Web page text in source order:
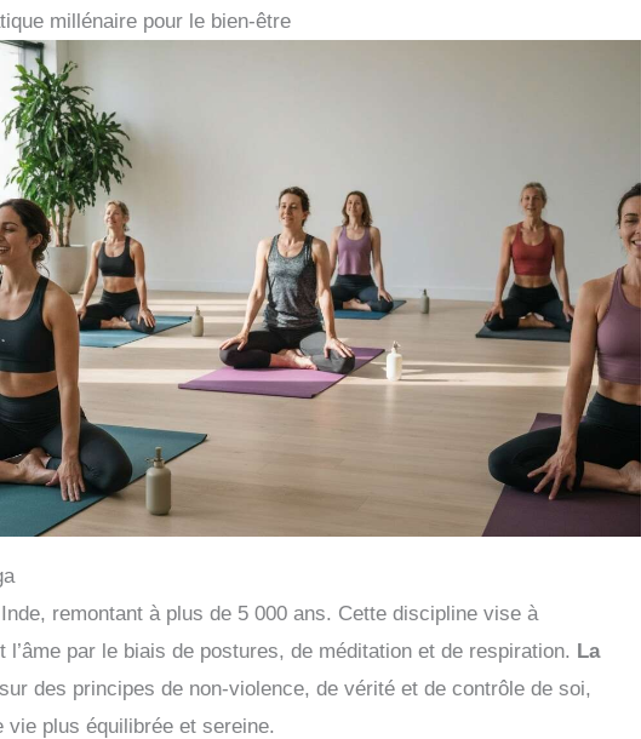
millénaire pour le bien-être
remontant à plus de 5 000 ans. Cette discipline vise à
l’âme par le biais de postures, de méditation et de respiration. La
des principes de non-violence, de vérité et de contrôle de soi,
plus équilibrée et sereine.